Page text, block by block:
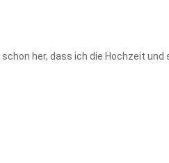
her, dass ich die Hochzeit